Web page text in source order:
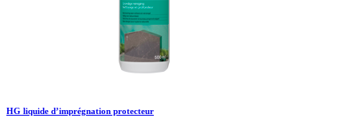
HG liquide d’imprégnation protecteur